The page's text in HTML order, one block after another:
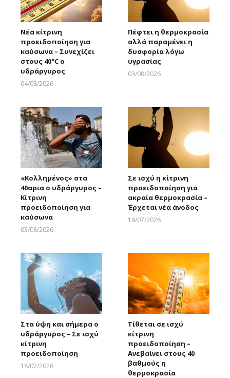
Νέα κίτρινη
προειδοποίηση για
καύσωνα – Συνεχίζει
στους 40°C ο
υδράργυρος
04/08/2026
Πέφτει η θερμοκρασία
αλλά παραμένει η
δυσφορία λόγω
υγρασίας
03/08/2026
«Κολλημένος» στα
40αρια ο υδράργυρος –
Κίτρινη
προειδοποίηση για
καύσωνα
03/08/2026
Σε ισχύ η κίτρινη
προειδοποίηση για
ακραία θερμοκρασία –
Έρχεται νέα άνοδος
19/07/2026
Στα ύψη και σήμερα ο
υδράργυρος – Σε ισχύ
κίτρινη
προειδοποίηση
18/07/2026
Τίθεται σε ισχύ
κίτρινη
προειδοποίηση –
Ανεβαίνει στους 40
βαθμούς η
θερμοκρασία